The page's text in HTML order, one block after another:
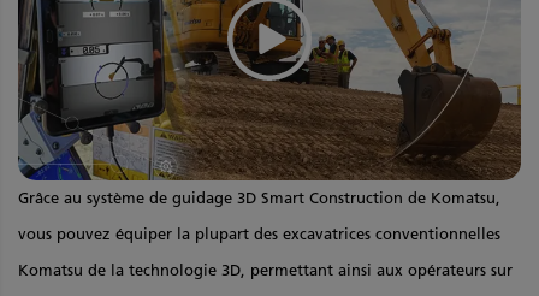
Grâce au système de guidage 3D Smart Construction de Komatsu,
vous pouvez équiper la plupart des excavatrices conventionnelles
Komatsu de la technologie 3D, permettant ainsi aux opérateurs sur